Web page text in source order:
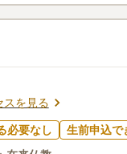
スを見る
必要なし
生前申込で